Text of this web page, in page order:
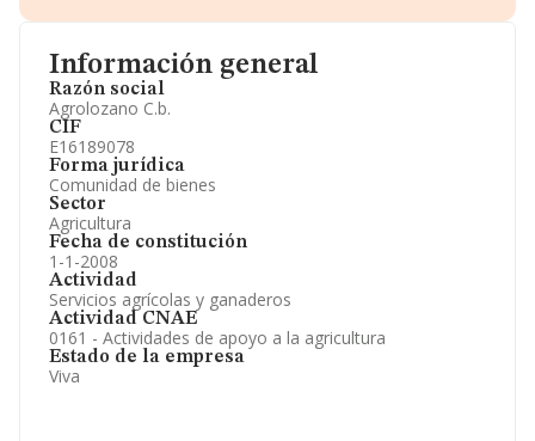
Información general
Razón social
Agrolozano C.b.
CIF
E16189078
Forma jurídica
Comunidad de bienes
Sector
Agricultura
Fecha de constitución
1-1-2008
Actividad
Servicios agrícolas y ganaderos
Actividad CNAE
0161 - Actividades de apoyo a la agricultura
Estado de la empresa
Viva
Información oficial y registral complementaria.